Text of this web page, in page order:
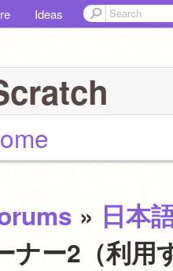
Ideas
» 日本
ナー2（利用